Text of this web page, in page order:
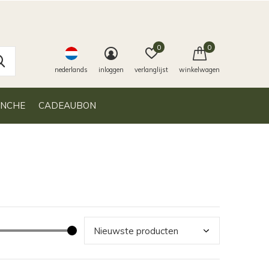
CADEAUBON
nederlands inloggen verlanglijst
0
winkelwagen
0